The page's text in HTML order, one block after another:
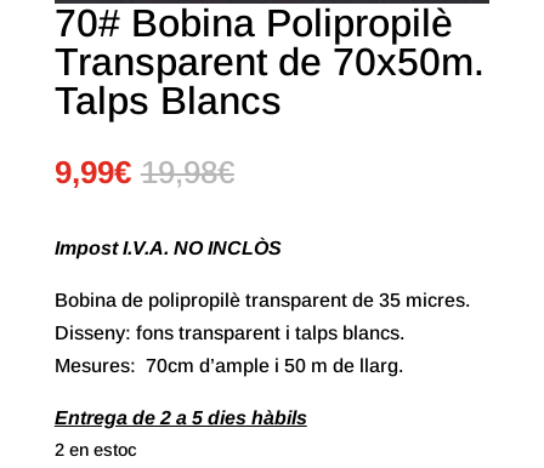
70# Bobina Polipropilè
Transparent de 70x50m.
Talps Blancs
9,99€ 19,98€
Impost I.V.A. NO INCLÒS
Bobina de polipropilè transparent de 35 micres.
Disseny: fons transparent i talps blancs.
Mesures: 70cm d’ample i 50 m de llarg.
Entrega de 2 a 5 dies hàbils
2 en estoc